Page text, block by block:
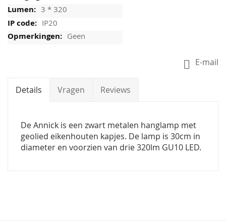
3 * 320
IP20
Geen
E-mail
Details Vragen Reviews
De Annick is een zwart metalen hanglamp met
geolied eikenhouten kapjes. De lamp is 30cm in
diameter en voorzien van drie 320lm GU10 LED.